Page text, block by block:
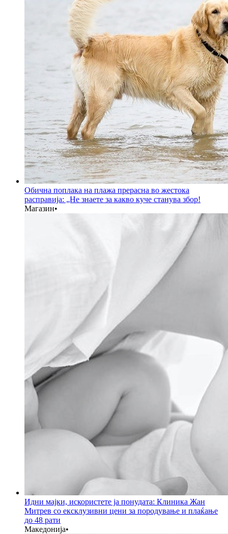
Обична поплака на плажа прерасна во жестока
расправија: „Не знаете за какво куче станува збор!
Магазин•
Идни мајки, искористете ја понудата: Клиника Жан
Митрев со ексклузивни цени за породување и плаќање
до 48 рати
Македонија•